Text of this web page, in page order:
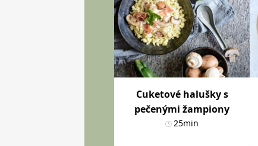
Cuketové halušky s
pečenými žampiony
25min